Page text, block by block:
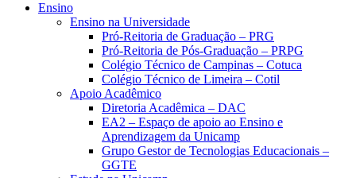
Ensino
Ensino na Universidade
Pró-Reitoria de Graduação – PRG
Pró-Reitoria de Pós-Graduação – PRPG
Colégio Técnico de Campinas – Cotuca
Colégio Técnico de Limeira – Cotil
Apoio Acadêmico
Diretoria Acadêmica – DAC
EA2 – Espaço de apoio ao Ensino e
Aprendizagem da Unicamp
Grupo Gestor de Tecnologias Educacionais –
GGTE